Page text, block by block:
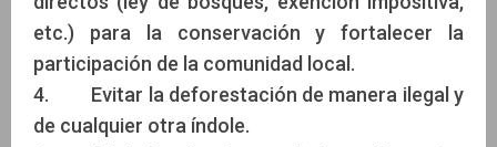
etc.) para la conservación y fortalecer la
participación de la comunidad local.
4. Evitar la deforestación de manera ilegal y
de cualquier otra índole.